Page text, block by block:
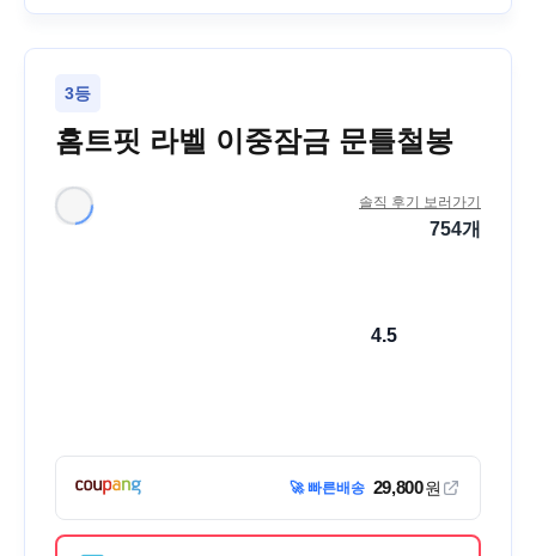
3등
홈트핏 라벨 이중잠금 문틀철봉
솔직 후기 보러가기
754개
4.5
🚀 빠른배송 29,800원